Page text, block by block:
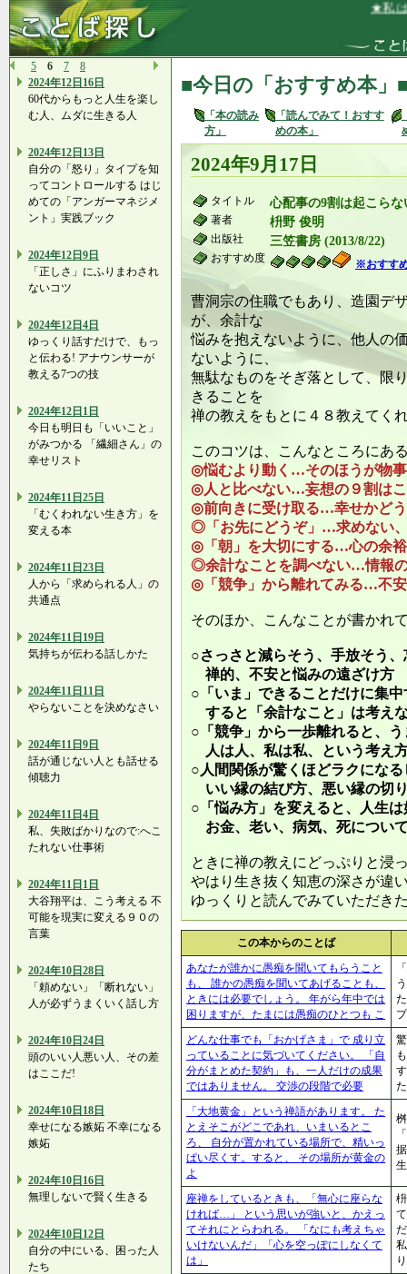
★私は、
5 6 7
8
2024年12日16日
60代からもっと人生を楽し
む人、ムダに生きる人
2024年12日13日
自分の「怒り」タイプを知
ってコントロールする はじ
めての「アンガーマネジメ
ント」実践ブック
2024年12日9日
「正しさ」にふりまわされ
ないコツ
2024年12日4日
ゆっくり話すだけで、もっ
と伝わる! アナウンサーが
教える7つの技
2024年12日1日
今日も明日も「いいこと」
がみつかる 「繊細さん」の
幸せリスト
2024年11日25日
「むくわれない生き方」を
変える本
2024年11日23日
人から「求められる人」の
共通点
2024年11日19日
気持ちが伝わる話しかた
2024年11日11日
やらないことを決めなさい
2024年11日9日
話が通じない人とも話せる
傾聴力
2024年11日4日
私、失敗ばかりなので:へこ
たれない仕事術
2024年11日1日
大谷翔平は、こう考える 不
可能を現実に変える９０の
言葉
2024年10日28日
「頼めない」「断れない」
人が必ずうまくいく話し方
2024年10日24日
頭のいい人悪い人、その差
はここだ!
2024年10日18日
幸せになる嫉妬 不幸になる
嫉妬
2024年10日16日
無理しないで賢く生きる
2024年10日12日
自分の中にいる、困った人
たち
■今日の「おすすめ本」
「本の読み
方」
「読んでみて！おすす
めの本」
2024年9月17日
タイトル 心配事の9割は起こらな
著者 枡野 俊明
出版社 三笠書房 (2013/8/22)
おすすめ度 ※おすす
曹洞宗の住職でもあり、造園デ
が、余計な
悩みを抱えないように、他人の
ないように、
無駄なものをそぎ落として、限
きることを
禅の教えをもとに４８教えてく
このコツは、こんなところにあ
◎悩むより動く…そのほうが物
◎人と比べない…妄想の９割は
◎前向きに受け取る…幸せかど
◎「お先にどうぞ」…求めない
◎「朝」を大切にする…心の余
◎余計なことを調べない…情報
◎「競争」から離れてみる…不
そのほか、こんなことが書かれ
○さっさと減らそう、手放そう、
禅的、不安と悩みの遠ざけ方
○「いま」できることだけに集中
すると「余計なこと」は考え
○「競争」から一歩離れると、う
人は人、私は私、という考え
○人間関係が驚くほどラクになる
いい縁の結び方、悪い縁の切
○「悩み方」を変えると、人生は
お金、老い、病気、死につい
ときに禅の教えにどっぷりと浸
やはり生き抜く知恵の深さが違
ゆっくりと読んでみていただき
この本からのことば
あなたが誰かに愚痴を聞いてもらうこと
も、 誰かの愚痴を聞いてあげることも、
ときには必要でしょう。 年がら年中では
困りますが、たまには愚痴のひとつも こ
どんな仕事でも「おかげさま」で 成り立
っていることに気づいてください。 「自
分がまとめた契約」も、一人だけの成果
ではありません。 交渉の段階で必要
「大地黄金」という禅語があります。 た
とえそこがどこであれ、いまいるとこ
ろ、 自分が置かれている場所で、精いっ
ぱい尽くす。すると、 その場所が黄金の
よ
座禅をしているときも、「無心に座らな
ければ…」 という思いが強いと、かえっ
てそれにとらわれる。 「なにも考えちゃ
いけないんだ」「心を空っぽにしなくて
は」